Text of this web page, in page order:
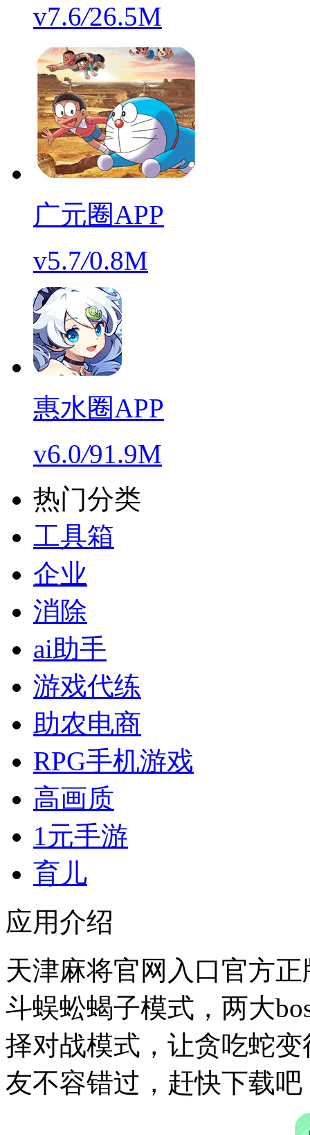
v7.6/26.5M
广元圈APP
v5.7/0.8M
惠水圈APP
v6.0/91.9M
热门分类
工具箱
企业
消除
ai助手
游戏代练
助农电商
RPG手机游戏
高画质
1元手游
育儿
应用介绍
天津麻将官网入口官方
斗蜈蚣蝎子模式，两大
择对战模式，让贪吃蛇
友不容错过，赶快下载吧